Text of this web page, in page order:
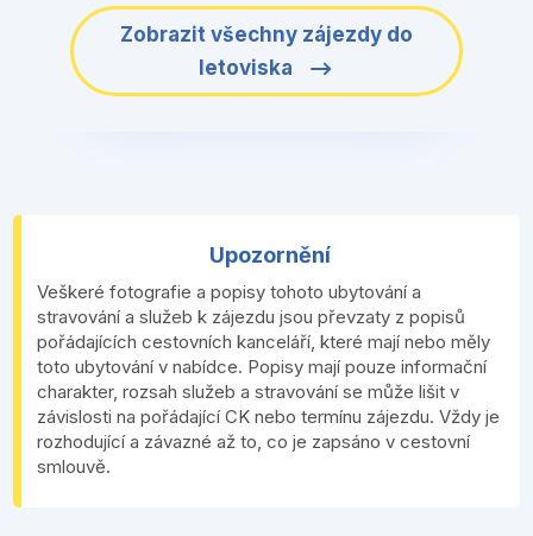
Zobrazit všechny zájezdy do
letoviska
Upozornění
Veškeré fotografie a popisy tohoto ubytování a
stravování a služeb k zájezdu jsou převzaty z popisů
pořádajících cestovních kanceláří, které mají nebo měly
toto ubytování v nabídce. Popisy mají pouze informační
charakter, rozsah služeb a stravování se může lišit v
závislosti na pořádající CK nebo termínu zájezdu. Vždy je
rozhodující a závazné až to, co je zapsáno v cestovní
smlouvě.